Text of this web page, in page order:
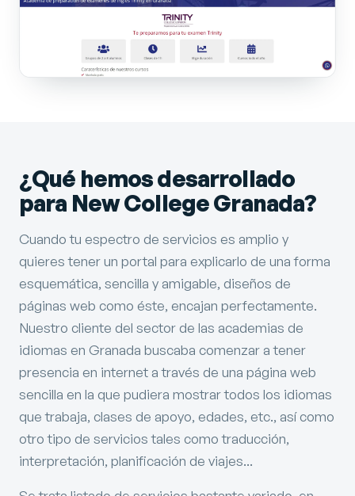
¿Qué hemos desarrollado
para New College Granada?
Cuando tu espectro de servicios es amplio y
quieres tener un portal para explicarlo de una forma
esquemática, sencilla y amigable, diseños de
páginas web como éste, encajan perfectamente.
Nuestro cliente del sector de las academias de
idiomas en Granada buscaba comenzar a tener
presencia en internet a través de una página web
sencilla en la que pudiera mostrar todos los idiomas
que trabaja, clases de apoyo, edades, etc., así como
otro tipo de servicios tales como traducción,
interpretación, planificación de viajes...